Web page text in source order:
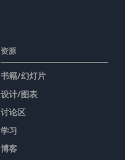
资源
书籍/幻灯片
设计/图表
讨论区
学习
博客